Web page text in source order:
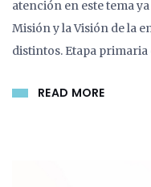
atención en este tema
Misión y la Visión de la
distintos. Etapa
READ MORE